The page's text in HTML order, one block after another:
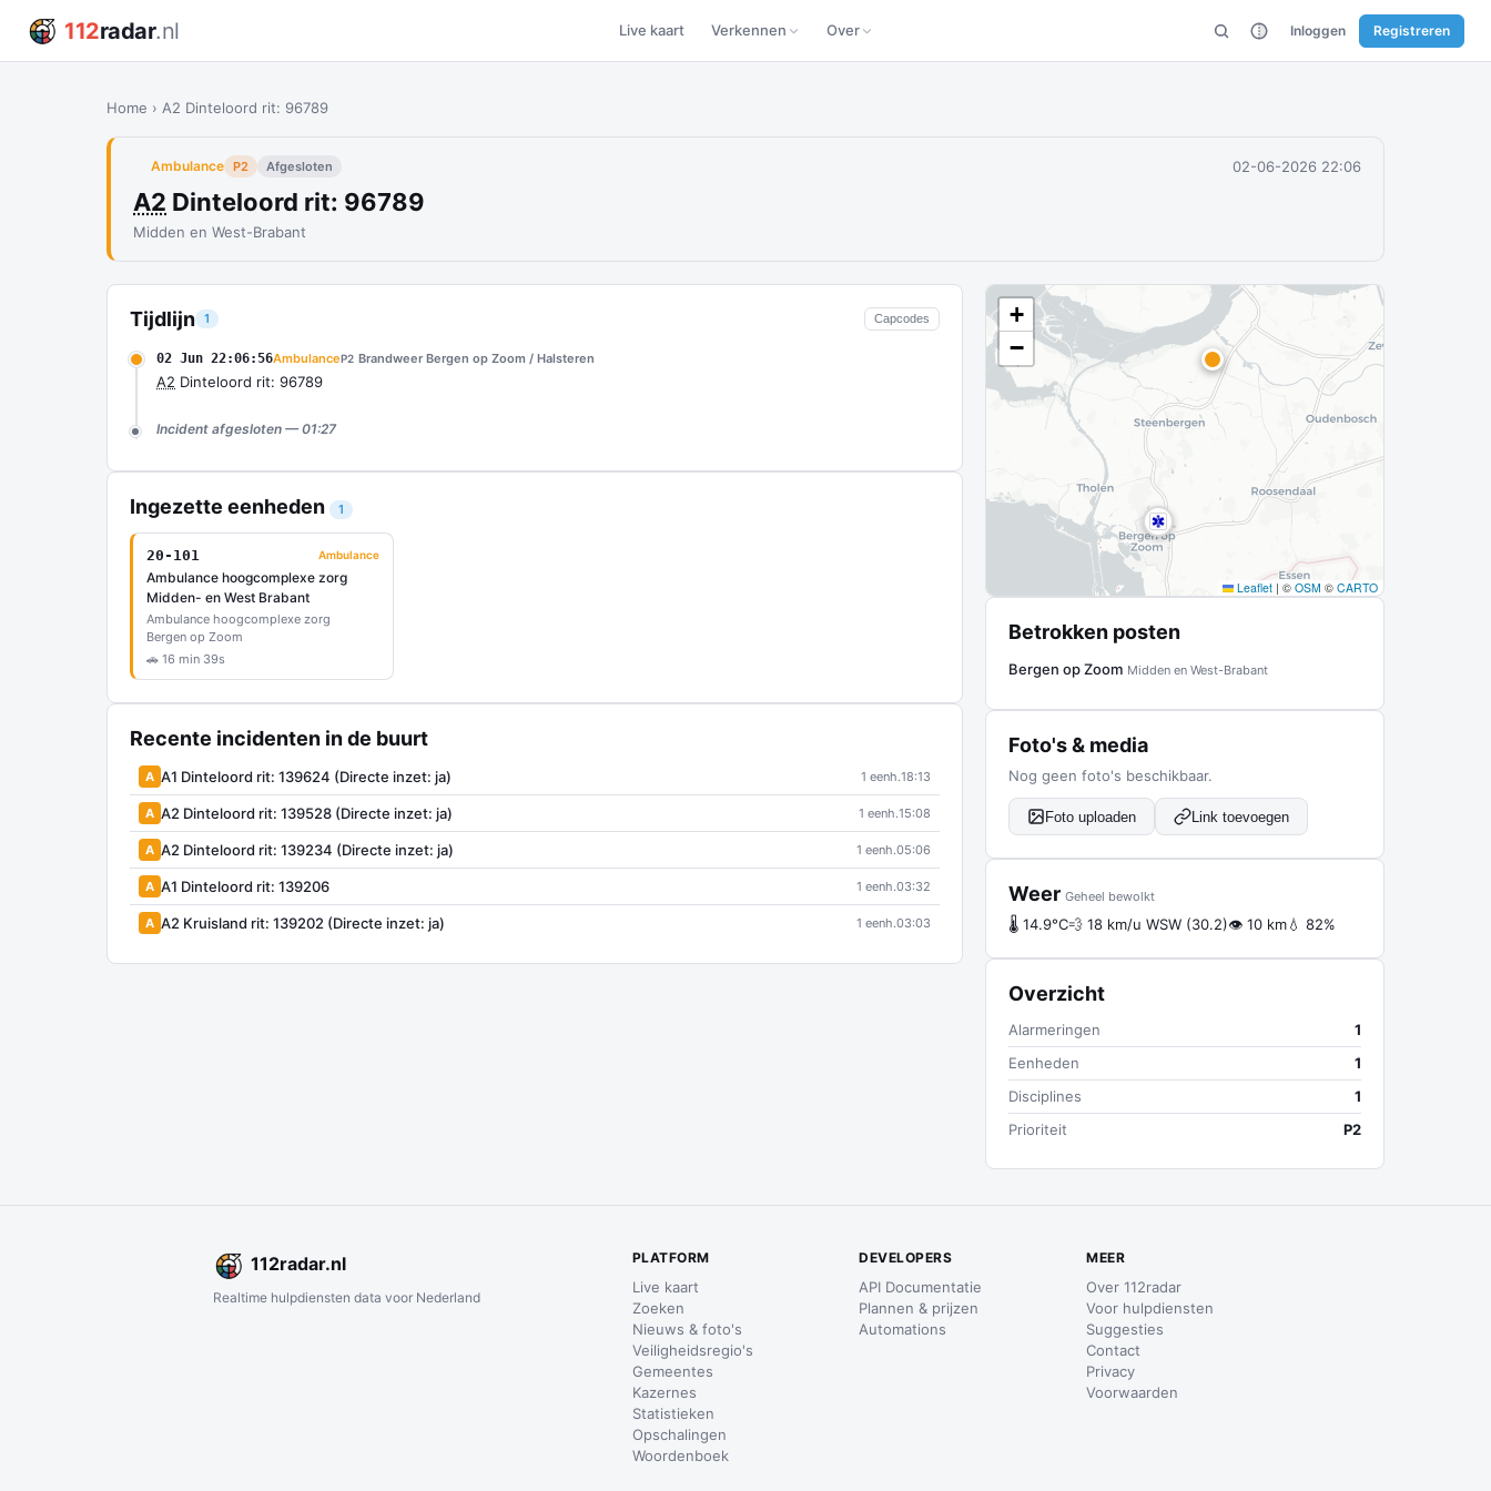
112radar.nl Live kaart Verkennen Over Inloggen Registreren
Home › A2 Dinteloord rit: 96789
Ambulance P2 Afgesloten 02-06-2026 22:06
A2 Dinteloord rit: 96789
Midden en West-Brabant
Tijdlijn 1 Capcodes
02 Jun 22:06:56AmbulanceP2 Brandweer Bergen op Zoom / Halsteren
A2 Dinteloord rit: 96789
Incident afgesloten — 01:27
Ingezette eenheden 1
20-101 Ambulance
Ambulance hoogcomplexe zorg
Midden- en West Brabant
Ambulance hoogcomplexe zorg
Bergen op Zoom
🚗 16 min 39s
Recente incidenten in de buurt
A A1 Dinteloord rit: 139624 (Directe inzet: ja) 1 eenh.18:13
A A2 Dinteloord rit: 139528 (Directe inzet: ja) 1 eenh.15:08
A A2 Dinteloord rit: 139234 (Directe inzet: ja) 1 eenh.05:06
A A1 Dinteloord rit: 139206 1 eenh.03:32
A A2 Kruisland rit: 139202 (Directe inzet: ja) 1 eenh.03:03
+
−
Leaflet | © OSM © CARTO
Betrokken posten
Bergen op Zoom Midden en West-Brabant
Foto's & media
Nog geen foto's beschikbaar.
Foto uploaden Link toevoegen
Weer Geheel bewolkt
🌡 14.9°C💨 18 km/u WSW (30.2)👁 10 km💧 82%
Overzicht
Alarmeringen
1
Eenheden
1
Disciplines
1
Prioriteit
P2
112radar.nl
Realtime hulpdiensten data voor Nederland
PLATFORM
Live kaart
Zoeken
Nieuws & foto's
Veiligheidsregio's
Gemeentes
Kazernes
Statistieken
Opschalingen
Woordenboek
DEVELOPERS
API Documentatie
Plannen & prijzen
Automations
MEER
Over 112radar
Voor hulpdiensten
Suggesties
Contact
Privacy
Voorwaarden